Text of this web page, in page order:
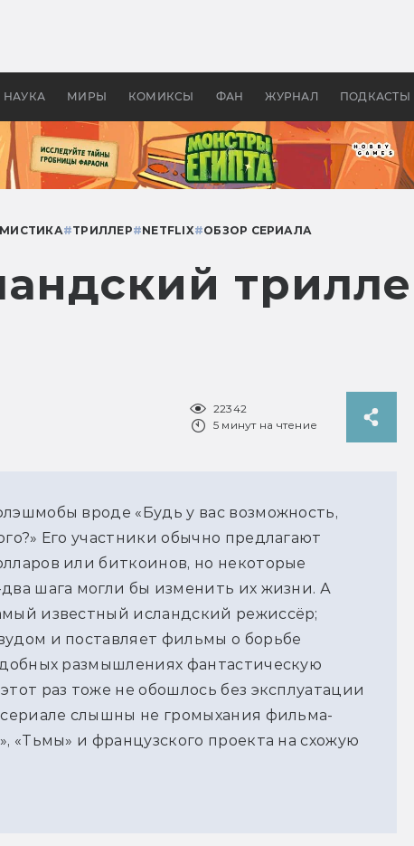
НАУКА МИРЫ КОМИКСЫ ФАН ЖУРНАЛ ПОДКАСТЫ
в России —
бы «Властелина колец»
МИСТИКА#ТРИЛЛЕР#NETFLIX#ОБЗОР СЕРИАЛА
22342
5 минут на чтение
вроде «Будь у вас возможность,
Его участники обычно предлагают
или биткоинов, но некоторые
шага могли бы изменить их жизни. А
известный исландский режиссёр;
и поставляет фильмы о борьбе
размышлениях фантастическую
раз тоже не обошлось без эксплуатации
сериале слышны не громыхания фильма-
«Тьмы» и французского проекта на схожую